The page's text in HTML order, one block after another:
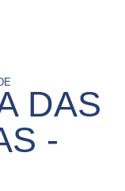
DAS
-